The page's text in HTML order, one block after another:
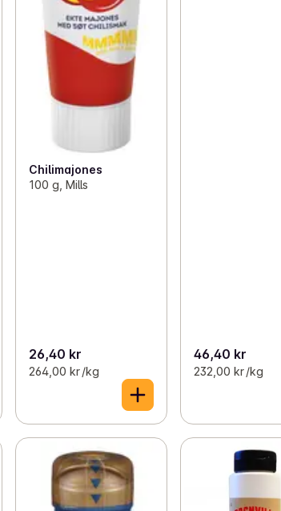
Chilimajones
100 g, Mills
26,40 kr
264,00 kr /kg
46,40 kr
232,00 kr /kg